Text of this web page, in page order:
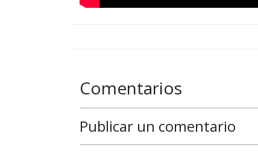
Comentarios
Publicar un comentario